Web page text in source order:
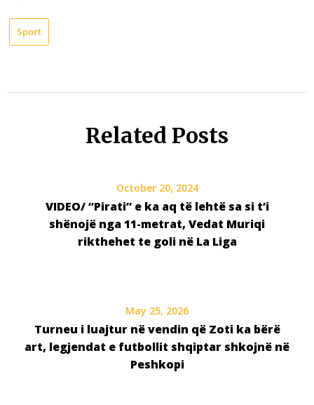
Sport
Related Posts
October 20, 2024
VIDEO/ “Pirati” e ka aq të lehtë sa si t’i
shënojë nga 11-metrat, Vedat Muriqi
rikthehet te goli në La Liga
May 25, 2026
Turneu i luajtur në vendin që Zoti ka bërë
art, legjendat e futbollit shqiptar shkojnë në
Peshkopi